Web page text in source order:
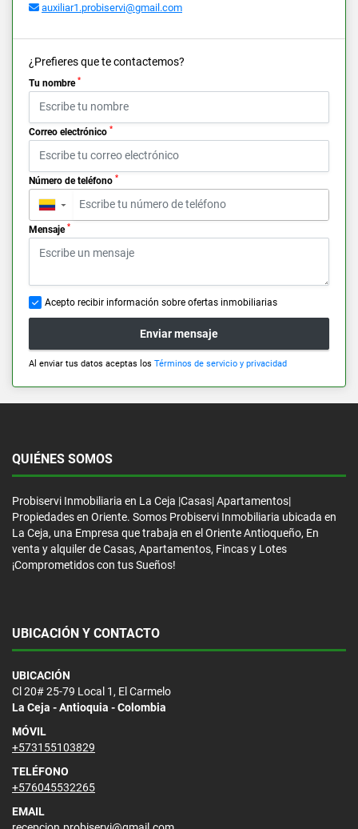
auxiliar1.probiservi@gmail.com
¿Prefieres que te contactemos?
Tu nombre *
Correo electrónico *
Número de teléfono *
▼
Mensaje *
Acepto recibir información sobre ofertas inmobiliarias
Enviar mensaje
Al enviar tus datos aceptas los Términos de servicio y privacidad
QUIÉNES SOMOS
Probiservi Inmobiliaria en La Ceja |Casas| Apartamentos|
Propiedades en Oriente. Somos Probiservi Inmobiliaria ubicada en
La Ceja, una Empresa que trabaja en el Oriente Antioqueño, En
venta y alquiler de Casas, Apartamentos, Fincas y Lotes
¡Comprometidos con tus Sueños!
UBICACIÓN Y CONTACTO
UBICACIÓN
Cl 20# 25-79 Local 1, El Carmelo
La Ceja - Antioquia - Colombia
MÓVIL
+573155103829
TELÉFONO
+576045532265
EMAIL